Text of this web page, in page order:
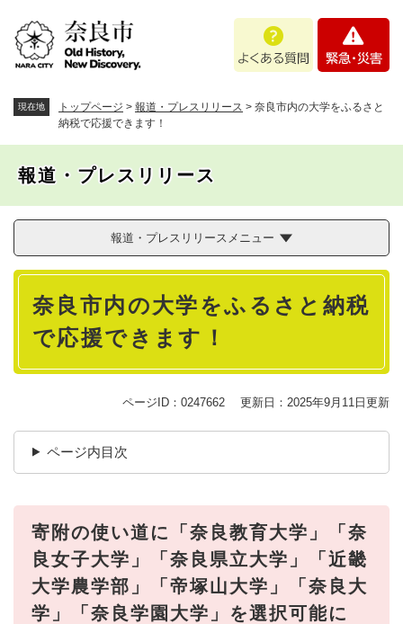
あ
問
・
現在地 トップページ > 報道・プレスリリース > 奈良市内の大学をふるさと
納税で応援できます！
報道・プレスリリース
報道・プレスリリースメニュー
本
奈良市内の大学をふるさと納税
で応援できます！
ページID：0247662 更新日：2025年9月11日更新
ページ内目次
寄附の使い道に「奈良教育大学」「奈
良女子大学」「奈良県立大学」「近畿
大学農学部」「帝塚山大学」「奈良大
学」「奈良学園大学」を選択可能に